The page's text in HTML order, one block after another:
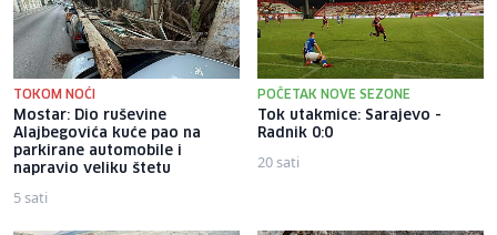
TOKOM NOĆI
Mostar: Dio ruševine
Alajbegovića kuće pao na
parkirane automobile i
napravio veliku štetu
5 sati
POČETAK NOVE SEZONE
Tok utakmice: Sarajevo -
Radnik 0:0
20 sati